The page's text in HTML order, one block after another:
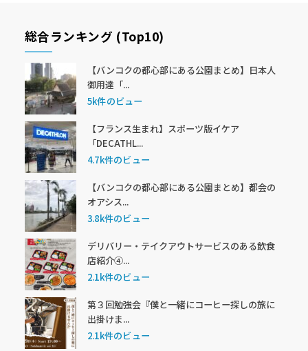
総合ランキング (Top10)
【バンコクの都心部にある公園まとめ】日本人
御用達「...
5k件のビュー
【フランス生まれ】スポーツ版イケア
「DECATHL...
4.7k件のビュー
【バンコクの都心部にある公園まとめ】都会の
オアシス...
3.8k件のビュー
デリバリー・テイクアウトサービスのある飲食
店紹介④...
2.1k件のビュー
第３回勉強会『僕と一緒にコーヒー探しの旅に
出掛けま...
2.1k件のビュー